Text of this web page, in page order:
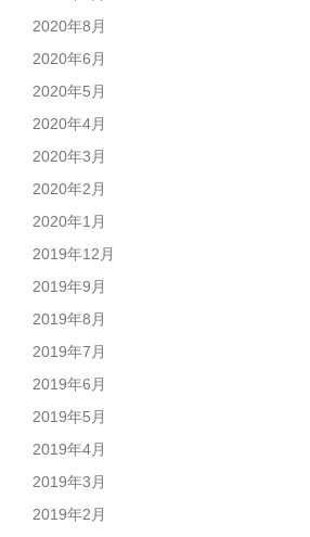
2020年8月
2020年6月
2020年5月
2020年4月
2020年3月
2020年2月
2020年1月
2019年12月
2019年9月
2019年8月
2019年7月
2019年6月
2019年5月
2019年4月
2019年3月
2019年2月